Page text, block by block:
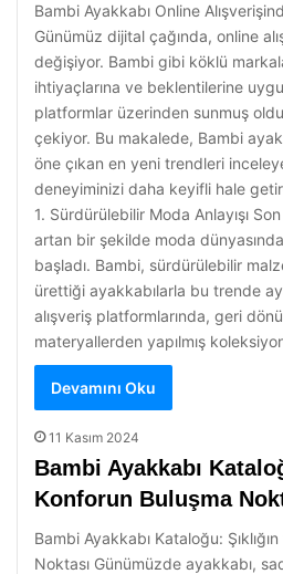
Bambi Ayakkabı Online
Günümüz dijital çağında, online
değişiyor. Bambi gibi köklü
ihtiyaçlarına ve beklentilerine
platformlar üzerinden sunmuş
çekiyor. Bu makalede, Bambi
öne çıkan en yeni trendleri
deneyiminizi daha keyifli hale
1. Sürdürülebilir Moda Anlayışı
artan bir şekilde moda
başladı. Bambi, sürdürülebilir
ürettiği ayakkabılarla bu trende
alışveriş platformlarında, geri
materyallerden yapılmış
Devamını Oku
11 Kasım 2024
Bambi Ayakkabı
Konforun Buluşma
Bambi Ayakkabı Kataloğu:
Noktası Günümüzde ayakkabı,